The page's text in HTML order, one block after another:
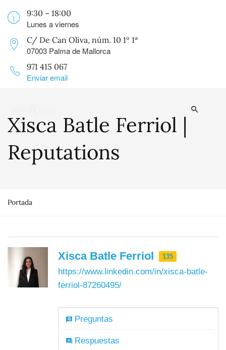
9:30 – 18:00
Lunes a viernes
C/ De Can Oliva, núm. 10 1º 1ª
07003 Palma de Mallorca
971 415 067
Enviar email
Xisca Batle Ferriol |
Reputations
Portada
Xisca Batle Ferriol 135
https://www.linkedin.com/in/xisca-batle-
ferriol-87260495/
Preguntas
Respuestas